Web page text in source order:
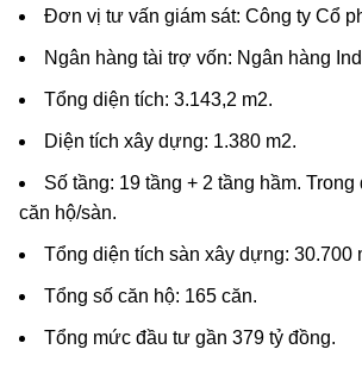
Đơn vị tư vấn giám sát: Công ty Cổ
Ngân hàng tài trợ vốn: Ngân hàng
Tổng diện tích: 3.143,2 m2.
Diện tích xây dựng: 1.380 m2.
Số tầng: 19 tầng + 2 tầng hầm.
căn hộ/sàn.
Tổng diện tích sàn xây dựng: 30.700
Tổng số căn hộ: 165 căn.
Tổng mức đầu tư gần 379 tỷ đồng.